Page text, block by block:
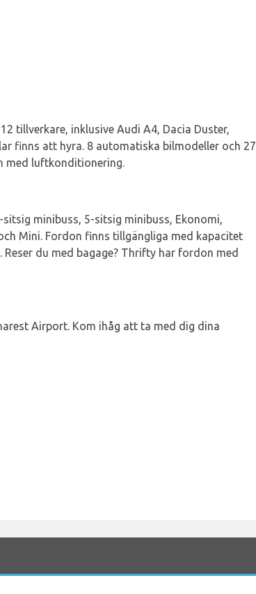
tillverkare, inklusive Audi A4, Dacia Duster,
finns att hyra. 8 automatiska bilmodeller och 27
med luftkonditionering.
minibuss, 5-sitsig minibuss, Ekonomi,
Mini. Fordon finns tillgängliga med kapacitet
du med bagage? Thrifty har fordon med
Airport. Kom ihåg att ta med dig dina